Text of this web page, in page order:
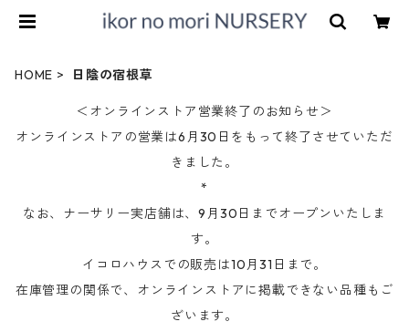
HOME 日陰の宿根草
＜オンラインストア営業終了のお知らせ＞
オンラインストアの営業は6月30日をもって終了させていただ
きました。
*
なお、ナーサリー実店舗は、9月30日までオープンいたしま
す。
イコロハウスでの販売は10月31日まで。
在庫管理の関係で、オンラインストアに掲載できない品種もご
ざいます。